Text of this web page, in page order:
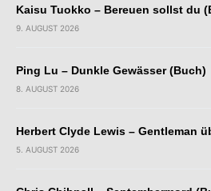
Kaisu Tuokko – Bereuen sollst du
9. AUGUST 2026
Ping Lu – Dunkle Gewässer (Buch)
8. AUGUST 2026
Herbert Clyde Lewis – Gentleman
5. AUGUST 2026